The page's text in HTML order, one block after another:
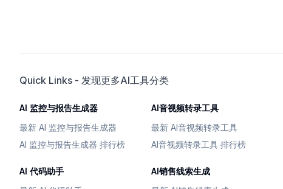
Quick Links - 发现更多AI工具分类
AI 监控与报告生成器
最新 AI 监控与报告生成器
AI 监控与报告生成器 排行榜
AI音视频转录工具
最新 AI音视频转录工具
AI音视频转录工具 排行榜
AI 代码助手
AI销售线索生成